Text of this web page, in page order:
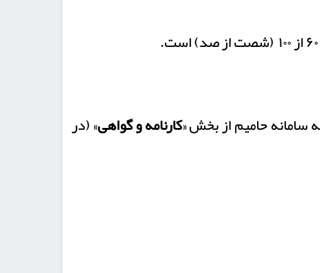
کارنامه و گواهی» (در